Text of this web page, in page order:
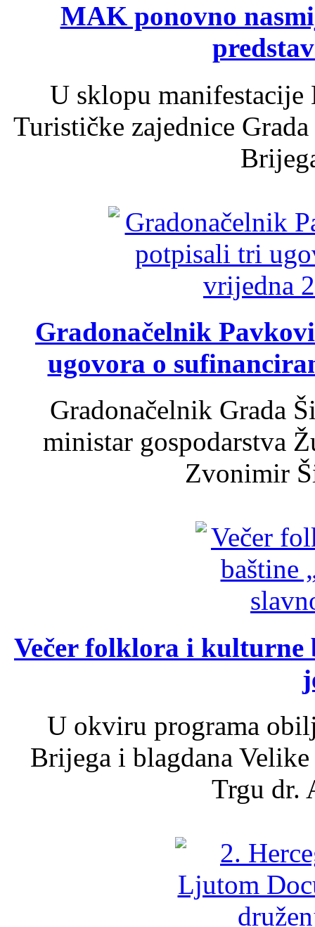
MAK ponovno
U sklopu
Turističke zajednice
Gradonačelnik
ugovora o
Gradonačelnik Grada
ministar gospodarstva
Zvonimir
Večer folklora i kulturne
U okviru programa
Brijega i blagdana
Trgu dr.